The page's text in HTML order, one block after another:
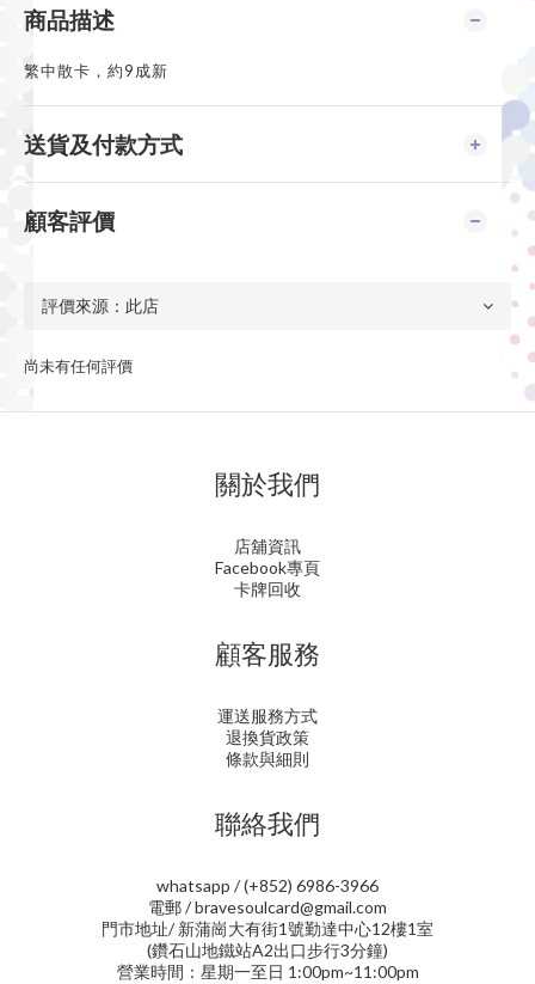
商品描述
繁中散卡，約9成新
送貨及付款方式
顧客評價
尚未有任何評價
關於我們
店舖資訊
Facebook專頁
卡牌回收
顧客服務
運送服務方式
退換貨政策
條款與細則
聯絡我們
whatsapp / (+852) 6986-3966
電郵 / bravesoulcard@gmail.com
門市地址/ 新蒲崗大有街1號勤達中心12樓1室
(鑽石山地鐵站A2出口步行3分鐘)
營業時間：星期一至日 1:00pm~11:00pm